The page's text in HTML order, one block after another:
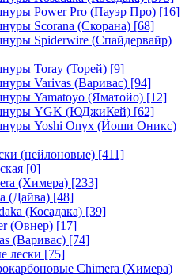
Power Pro (Пауэр Про) [16]
Scorana (Скорана) [68]
Spiderwire (Спайдервайр)
Toray (Торей) [9]
Varivas (Варивас) [94]
Yamatoyo (Яматойо) [12]
YGK (ЮДжиКей) [62]
Yoshi Onyx (Йоши Оникс)
(нейлоновые) [411]
[0]
(Химера) [233]
(Дайва) [48]
(Косадака) [39]
(Овнер) [17]
(Варивас) [74]
лески [75]
Chimera (Химера)